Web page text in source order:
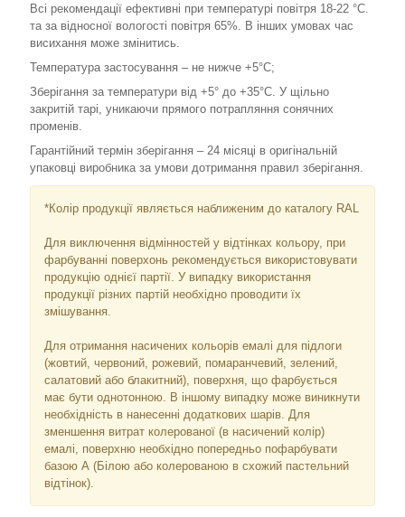
Всі рекомендації ефективні при температурі повітря 18-22 °С.
та за відносної вологості повітря 65%. В інших умовах час
висихання може змінитись.
Температура застосування – не нижче +5°С;
Зберігання за температури від +5° до +35°С. У щільно
закритій тарі, уникаючи прямого потрапляння сонячних
променів.
Гарантійний термін зберігання – 24 місяці в оригінальній
упаковці виробника за умови дотримання правил зберігання.
*Колір продукції являється наближеним до каталогу RAL
Для виключення відмінностей у відтінках кольору, при
фарбуванні поверхонь рекомендується використовувати
продукцію однієї партії. У випадку використання
продукції різних партій необхідно проводити їх
змішування.
Для отримання насичених кольорів емалі для підлоги
(жовтий, червоний, рожевий, помаранчевий, зелений,
салатовий або блакитний), поверхня, що фарбується
має бути однотонною. В іншому випадку може виникнути
необхідність в нанесенні додаткових шарів. Для
зменшення витрат колерованої (в насичений колір)
емалі, поверхню необхідно попередньо пофарбувати
базою А (Білою або колерованою в схожий пастельний
відтінок).